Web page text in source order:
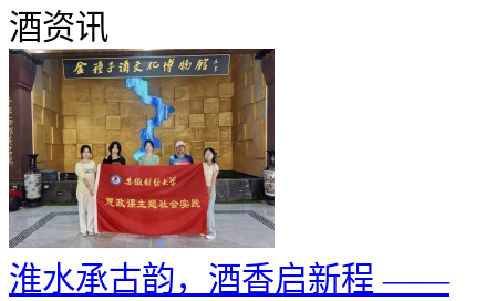
酒资讯
淮水承古韵，酒香启新程 ——